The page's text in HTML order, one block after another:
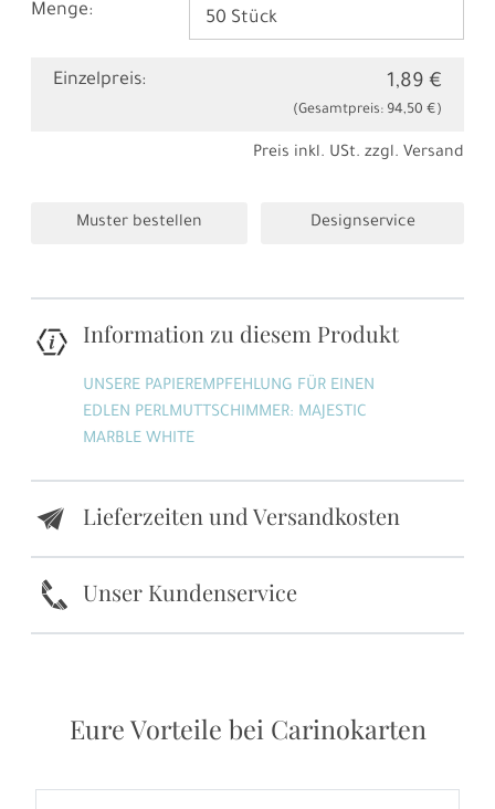
Menge:
Einzelpreis: 1,89 €
(Gesamtpreis: 94,50 €)
Preis inkl. USt. zzgl. Versand
Muster bestellen Designservice
Information zu diesem Produkt
UNSERE PAPIEREMPFEHLUNG FÜR EINEN
EDLEN PERLMUTTSCHIMMER: MAJESTIC
MARBLE WHITE
e Lieferzeiten und Versandkosten
k Unser Kundenservice
Eure Vorteile bei Carinokarten